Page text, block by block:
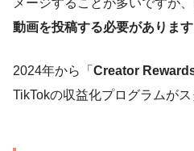
動画を投稿する必要があります
2024年から「 Creator
TikTokの収益化プログラムがス